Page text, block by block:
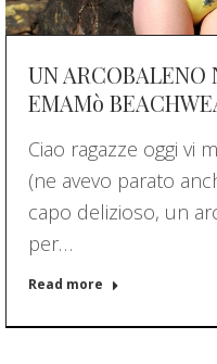
UN ARCOBALENO
EMAMò
Ciao ragazze oggi vi
(ne avevo parato
capo delizioso, un
per…
Read more